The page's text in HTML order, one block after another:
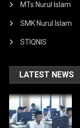
MTs Nurul Islam
SMK Nurul Islam
STIQNIS
LATEST NEWS